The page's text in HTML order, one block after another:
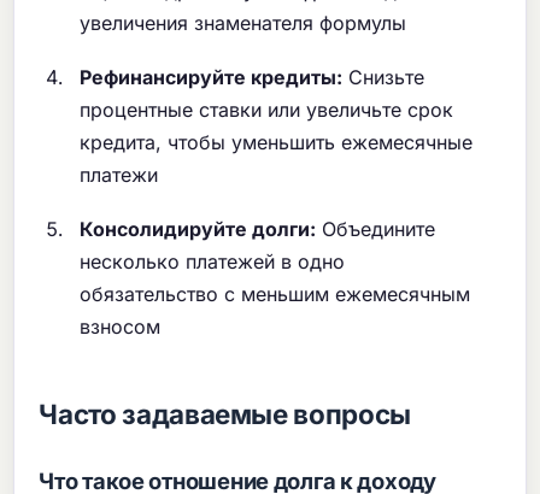
увеличения знаменателя формулы
Рефинансируйте кредиты: Снизьте
процентные ставки или увеличьте срок
кредита, чтобы уменьшить ежемесячные
платежи
Консолидируйте долги: Объедините
несколько платежей в одно
обязательство с меньшим ежемесячным
взносом
Часто задаваемые вопросы
Что такое отношение долга к доходу